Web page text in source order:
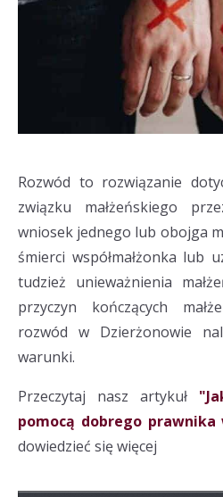
Rozwód to rozwiązanie
związku małżeńskiego
wniosek jednego lub obojga
śmierci współmałżonka lub
tudzież unieważnienia
przyczyn kończących
rozwód w Dzierżonowie
warunki.
Przeczytaj nasz artykuł
pomocą dobrego prawnika
dowiedzieć się więcej